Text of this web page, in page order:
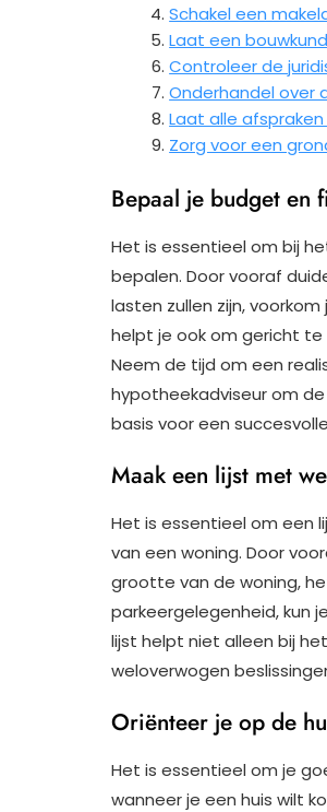
Schakel een
Laat een
Controleer de
Onderhandel over
Laat alle
Zorg voor een
Bepaal je budget en
Het is essentieel om bij
bepalen. Door vooraf
lasten zullen zijn,
helpt je ook om gericht te
Neem de tijd om een
hypotheekadviseur om
basis voor een
Maak een lijst met
Het is essentieel om een
van een woning. Door
grootte van de woning,
parkeergelegenheid, kun
lijst helpt niet alleen bij
weloverwogen
Oriënteer je op de
Het is essentieel om je
wanneer je een huis wilt